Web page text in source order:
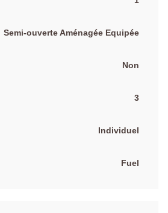
Semi-ouverte Aménagée Equipée
Non
3
Individuel
Fuel